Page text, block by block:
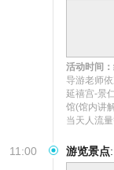
活动时间
导游老师
延禧宫-景
馆(馆内讲
当天人流
11:00 游览景点: